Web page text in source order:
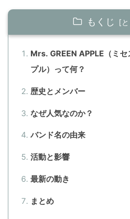
もくじ
Mrs. GREEN APPLE（ミ
プル）って何？
歴史とメンバー
なぜ人気なのか？
バンド名の由来
活動と影響
最新の動き
まとめ